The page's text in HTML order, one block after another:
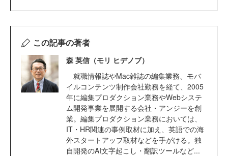
この記事の著者
森 英信（モリ ヒデノブ）
就職情報誌やMac雑誌の編集業務、モバ
イルコンテンツ制作会社勤務を経て、2005
年に編集プロダクション業務やWebシステ
ム開発事業を展開する会社・アンジーを創
業。編集プロダクション業務においては、
IT・HR関連の事例取材に加え、英語での海
外スタートアップ取材などを手がける。独
自開発のAI文字起こし・翻訳ツールなど...